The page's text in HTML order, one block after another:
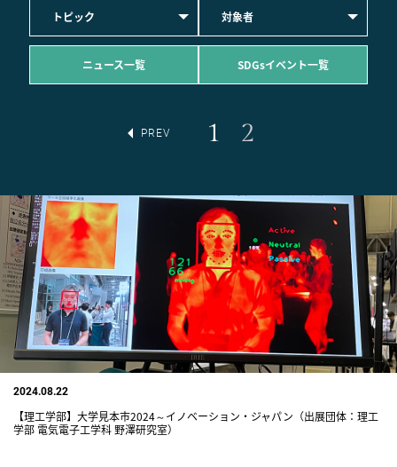
トピック 対象者
ニュース一覧 SDGsイベント一覧
PREV 1 2
2024.08.22
【理工学部】大学見本市2024～イノベーション・ジャパン（出展団体：理工
学部 電気電子工学科 野澤研究室）